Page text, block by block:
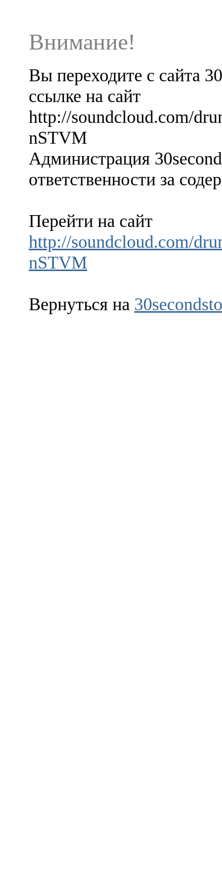
Внимание!
Вы переходите с сайта
ссылке на сайт
http://soundcloud.com/
nSTVM
Администрация
ответственности за
Перейти на сайт
http://soundcloud.com/
nSTVM
Вернуться на